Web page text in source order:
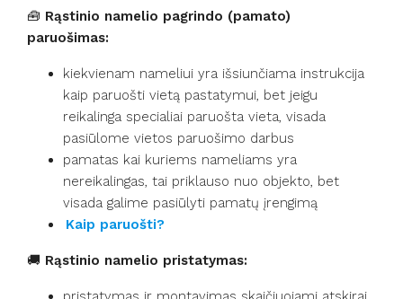
🧰 Rąstinio namelio pagrindo (pamato)
paruošimas:
kiekvienam nameliui yra išsiunčiama instrukcija
kaip paruošti vietą pastatymui, bet jeigu
reikalinga specialiai paruošta vieta, visada
pasiūlome vietos paruošimo darbus
pamatas kai kuriems nameliams yra
nereikalingas, tai priklauso nuo objekto, bet
visada galime pasiūlyti pamatų įrengimą
Kaip paruošti?
🚚 Rąstinio namelio pristatymas: